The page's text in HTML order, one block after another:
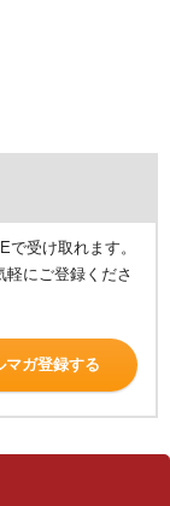
受け取れます。
にご登録くださ
マガ登録する